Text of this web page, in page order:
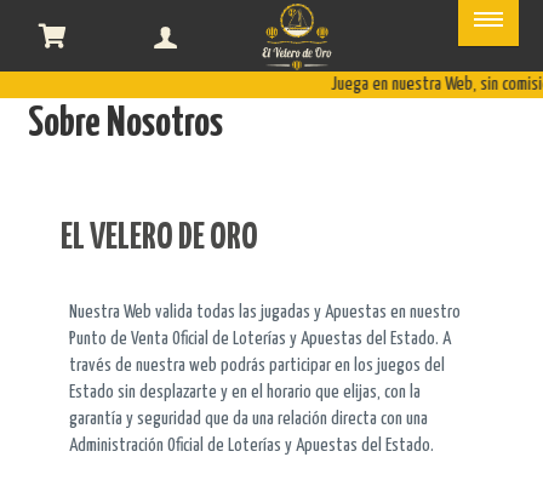
Sobre
Nosotros
Juega en nuestra Web, sin
Sobre Nosotros
EL VELERO DE ORO
Nuestra Web valida todas las jugadas y Apuestas en nuestro
Punto de Venta Oficial de Loterías y Apuestas del Estado. A
través de nuestra web podrás participar en los juegos del
Estado sin desplazarte y en el horario que elijas, con la
garantía y seguridad que da una relación directa con una
Administración Oficial de Loterías y Apuestas del Estado.